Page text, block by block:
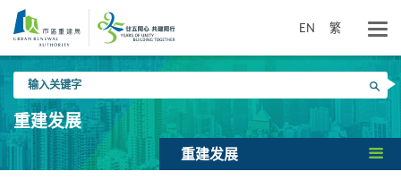
要
内
EN 繁
入
关
键
搜寻
重建发展
重建发展